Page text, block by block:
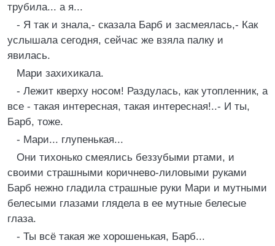
трубила... а я...
- Я так и знала,- сказала Барб и засмеялась,- Как
услышала сегодня, сейчас же взяла палку и
явилась.
Мари захихикала.
- Лежит кверху носом! Раздулась, как утопленник, а
все - такая интересная, такая интересная!..- И ты,
Барб, тоже.
- Мари... глупенькая...
Они тихонько смеялись беззубыми ртами, и
своими страшными коричнево-лиловыми руками
Барб нежно гладила страшные руки Мари и мутными
белесыми глазами глядела в ее мутные белесые
глаза.
- Ты всё такая же хорошенькая, Барб...